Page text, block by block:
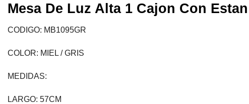
Mesa De Luz Alta 1 Cajon Con
CODIGO: MB1095GR
COLOR: MIEL / GRIS
MEDIDAS:
LARGO: 57CM